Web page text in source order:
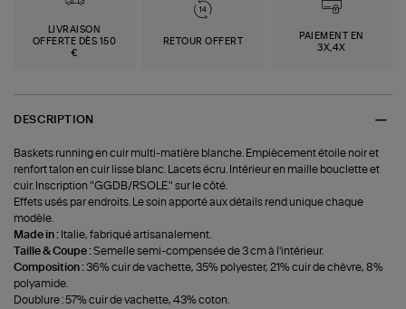
LIVRAISON
OFFERTE DÈS 150
€
RETOUR OFFERT
PAIEMENT EN
3X,4X
DESCRIPTION
Baskets running en cuir multi-matière blanche. Empiècement étoile noir et
renfort talon en cuir lisse blanc. Lacets écru. Intérieur en maille bouclette et
cuir. Inscription "GGDB/RSOLE." sur le côté.
Effets usés par endroits. Le soin apporté aux détails rend unique chaque
modèle.
Made in : Italie, fabriqué artisanalement.
Taille & Coupe :Semelle semi-compensée de 3 cm à l'intérieur.
Composition :36% cuir de vachette, 35% polyester, 21% cuir de chèvre, 8%
polyamide.
Doublure : 57% cuir de vachette, 43% coton.